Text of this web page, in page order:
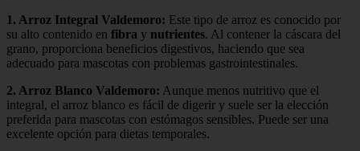
1. Arroz Integral Valdemoro: Este tipo de arroz es conocido por
su alto contenido en fibra y nutrientes. Al contener la cáscara del
grano, proporciona beneficios digestivos, haciendo que sea
adecuado para mascotas con problemas gastrointestinales.
2. Arroz Blanco Valdemoro: Aunque menos nutritivo que el
integral, el arroz blanco es fácil de digerir y suele ser la elección
preferida para mascotas con estómagos sensibles. Puede ser una
excelente opción para dietas temporales.